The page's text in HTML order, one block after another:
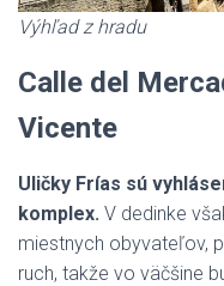
Výhľad z hradu
Calle del
Vicente
Uličky Frías sú
komplex. V dedinke
miestnych obyvateľov,
ruch, takže vo väčšine